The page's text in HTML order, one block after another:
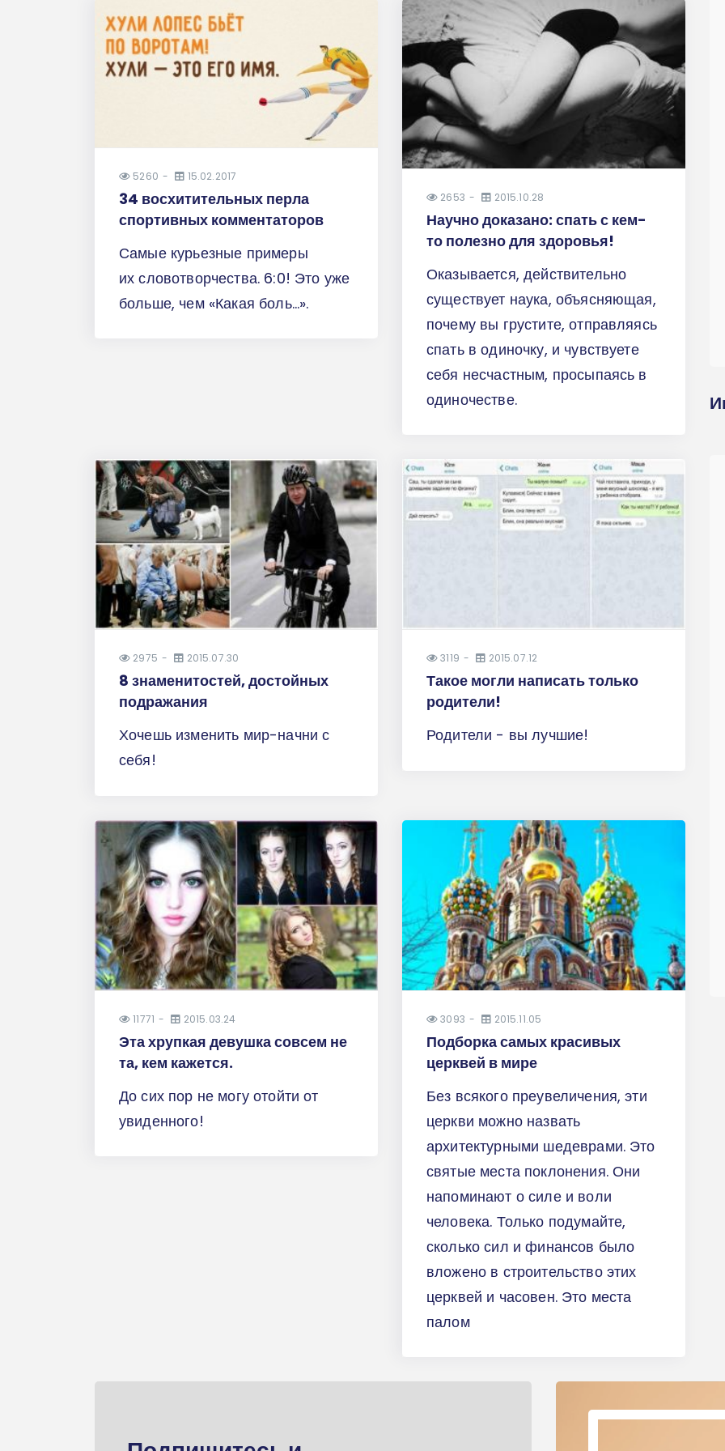
5260 15.02.2017
34 восхитительных перла
спортивных комментаторов
Самые курьезные примеры
их словотворчества. 6:0! Это уже
больше, чем «Какая боль...».
2653 2015.10.28
Научно доказано: спать с кем-
то полезно для здоровья!
Оказывается, действительно
существует наука, объясняющая,
почему вы грустите, отправляясь
спать в одиночку, и чувствуете
себя несчастным, просыпаясь в
одиночестве.
2975 2015.07.30
8 знаменитостей, достойных
подражания
Хочешь изменить мир-начни с
себя!
3119 2015.07.12
Такое могли написать только
родители!
Родители - вы лучшие!
11771 2015.03.24
Эта хрупкая девушка совсем не
та, кем кажется.
До сих пор не могу отойти от
увиденного!
3093 2015.11.05
Подборка самых красивых
церквей в мире
Без всякого преувеличения, эти
церкви можно назвать
архитектурными шедеврами. Это
святые места поклонения. Они
напоминают о силе и воли
человека. Только подумайте,
сколько сил и финансов было
вложено в строительство этих
церквей и часовен. Это места
палом